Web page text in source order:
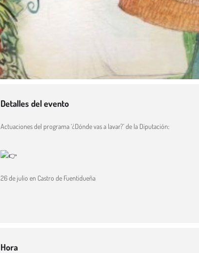
Detalles del evento
Actuaciones del programa ‘¿Dónde vas a lavar?’ de la Diputación:
26 de julio en Castro de Fuentidueña
Hora